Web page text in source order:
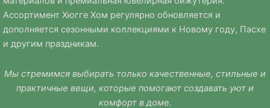
Ассортимент Хюгге Хом регулярно обновляется и
дополняется сезонными коллекциями к Новому году, Пасхе
и другим праздникам.
Мы стремимся выбирать только качественные, стильные и
практичные вещи, которые помогают создавать уют и
комфорт в доме.